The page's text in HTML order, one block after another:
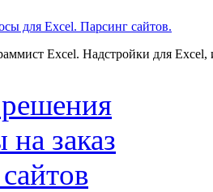
для Excel. Парсинг сайтов.
Excel. Надстройки для Excel,
заказ